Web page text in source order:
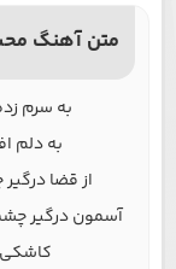
متن آهنگ
به سرم
به دلم
از قضا
آسمون درگیر
کاشکی